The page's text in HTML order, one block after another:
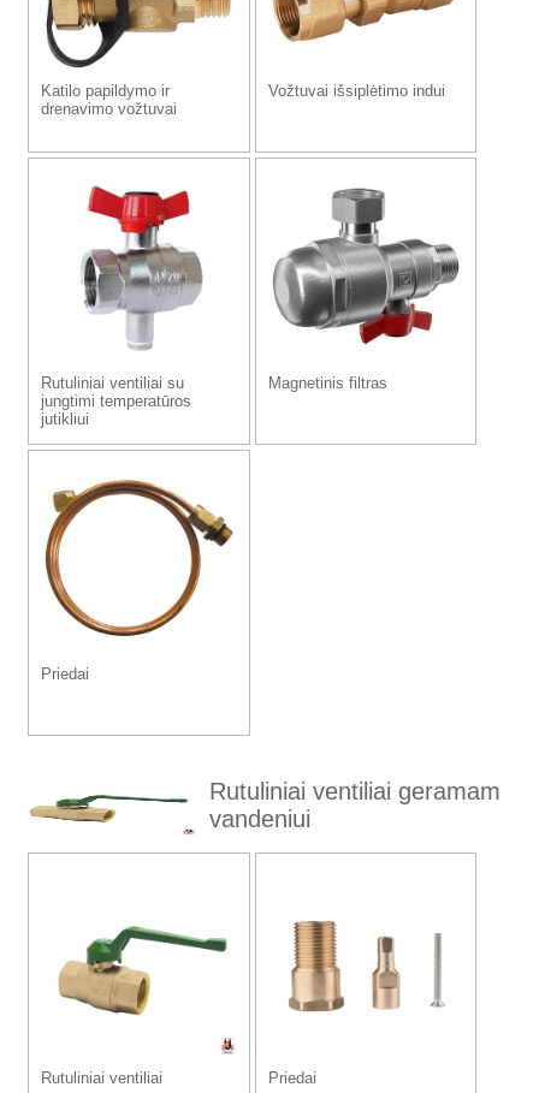
Katilo papildymo ir
drenavimo vožtuvai
Vožtuvai išsiplėtimo indui
Rutuliniai ventiliai su
jungtimi temperatūros
jutikliui
Magnetinis filtras
Priedai
Rutuliniai ventiliai geramam
vandeniui
Rutuliniai ventiliai Priedai